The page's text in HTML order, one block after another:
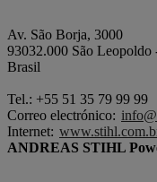
Av. São Borja, 3000
93032.000 São Leopoldo
Brasil
Tel.: +55 51 35 79 99 99
Correo electrónico:
Internet:
ANDREAS STIHL